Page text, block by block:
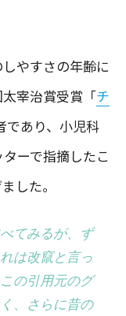
やすさの年齢に
宰治賞受賞「チ
であり、小児科
ーで指摘したこ
した。
てみるが、ず
は改竄と言っ
の引用元のグ
、さらに昔の